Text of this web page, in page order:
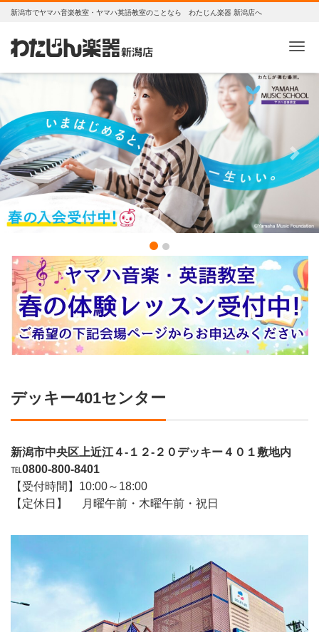
新潟市でヤマハ音楽教室・ヤマハ英語教室のことなら わたじん楽器 新潟店へ
Previous Next
デッキー401センター
新潟市中央区上近江４-１２-２０デッキー４０１敷地内
℡0800-800-8401
【受付時間】10:00～18:00
【定休日】 月曜午前・木曜午前・祝日